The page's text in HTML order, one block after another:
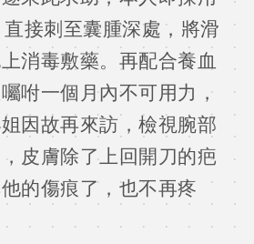
接刺至囊腫深處，將滑
消毒敷藥。再配合養血
咐一個月內不可用力，
因故再來訪，檢視腕部
皮膚除了上回開刀的疤
的傷痕了，也不再疼